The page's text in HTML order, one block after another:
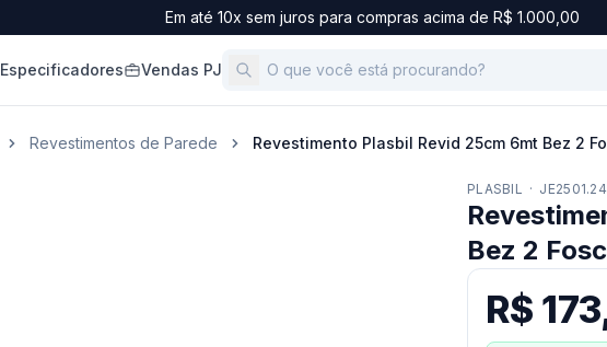
Em até 10x sem juros para compras acima de R$ 1.000,00
Especificadores Vendas PJ
Revestimentos de Parede Revestimento Plasbil Revid 25cm 6mt Bez 2
PLASBIL ·
Bez 2
R$